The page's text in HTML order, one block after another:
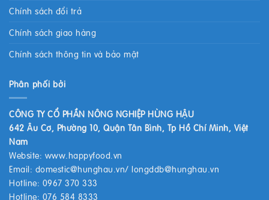
Chính sách đổi trả
Chính sách giao hàng
Chính sách thông tin và bảo mật
Phân phối bởi
CÔNG TY CỔ PHẦN NÔNG NGHIỆP HÙNG HẬU
642 Âu Cơ, Phường 10, Quận Tân Bình, Tp Hồ Chí Minh, Việt
Nam
Website: www.happyfood.vn
Email: domestic@hunghau.vn/ longddb@hunghau.vn
Hotline: 0967 370 333
Hotline: 076 584 8333